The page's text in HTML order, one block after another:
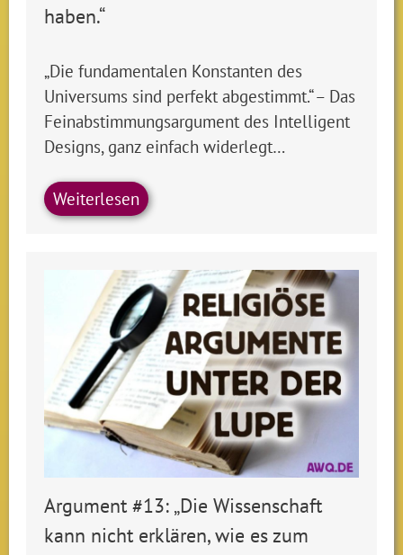
haben.“
„Die fundamentalen Konstanten des
Universums sind perfekt abgestimmt.“ – Das
Feinabstimmungsargument des Intelligent
Designs, ganz einfach widerlegt…
Weiterlesen
Argument #13: „Die Wissenschaft
kann nicht erklären, wie es zum